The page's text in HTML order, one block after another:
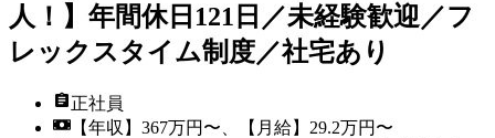
人！】年間休日121日／未経験歓迎／フ
レックスタイム制度／社宅あり
正社員
【年収】367万円〜、【月給】29.2万円〜